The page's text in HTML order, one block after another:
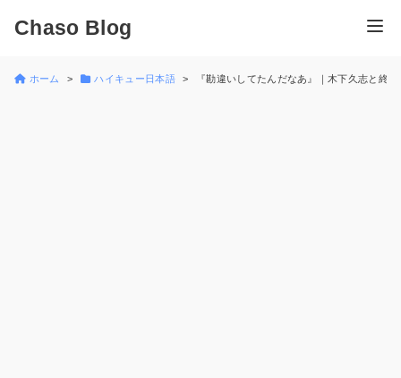
Chaso Blog
ホーム ハイキュー日本語 『勘違いしてたんだなあ』｜木下久志と終